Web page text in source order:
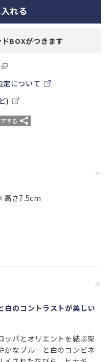
れる
BOXがつきます
定について
)
する
高さ7.5cm
白のコントラストが美しい
ッパとオリエントを結ぶ架
なブルーと白のコンビネ